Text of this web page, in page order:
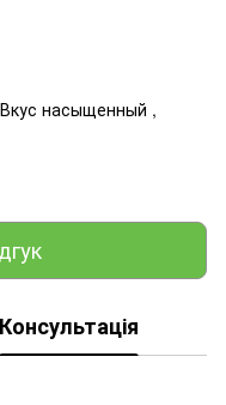
насыщенный ,
Консультація